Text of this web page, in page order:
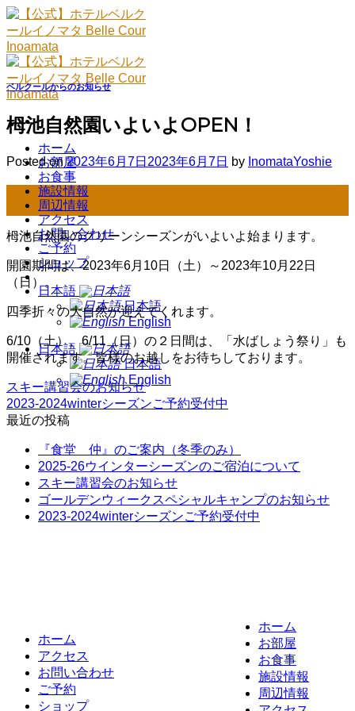
Skip
to
content
ホーム
お部屋
お食事
施設情報
周辺情報
アクセス
お問い合わせ
ご予約
ショップ
日本語
日本語
English
日本語
日本語
English
ベルクールからのお知らせ
栂池自然園いよいよOPEN！
Posted on2023年6月7日 2023年6月7日 by InomataYoshie
6月
栂池自然園のグリーンシーズンがいよいよ始まります。
開園期間は、2023年6月10日（土）～2023年10月22日
（日）。
四季折々の大自然が迎えてくれます。
6/10（土）、6/11（日）の２日間は、「水ばしょう祭り」も
開催されます。皆様のお越しをお待ちしております。
スキー講習会のお知らせ
2023-2024winterシーズンご予約受付中
最近の投稿
『食堂 仲』のご案内（冬季のみ）
2025-26ウインターシーズンのご宿泊について
スキー講習会のお知らせ
ゴールデンウィークスペシャルキャンプのお知らせ
2023-2024winterシーズンご予約受付中
ホーム
アクセス
お問い合わせ
ご予約
ショップ
ホーム
お部屋
お食事
施設情報
周辺情報